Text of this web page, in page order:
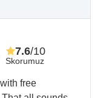
Skorumuz
7.6/10
free